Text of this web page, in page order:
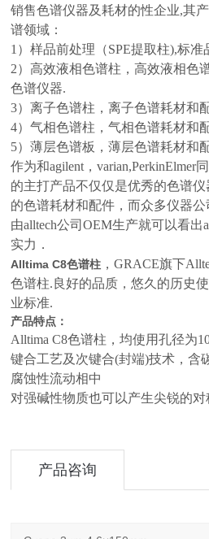
销售色谱仪器及耗材的性企业,其
谱领域：
1）样品前处理（SPE提取柱),标
2）高效液相色谱柱，高效液相色
色谱仪器.
3）离子色谱柱，离子色谱耗材和
4）气相色谱柱，气相色谱耗材和
5）薄层色谱板，薄层色谱耗材和
作为和agilent，varian,PerkinElmer
的主打产品不仅仅是优秀的色谱
的色谱耗材和配件，而众多仪器
由alltech公司OEM生产就可以看出
实力．
Alltima C8色谱柱 ，GRACE旗下
色谱柱.良好的品质，悠久的历史
业标准.
产品特点：
Alltima C8色谱柱，均使用孔径为
键合工艺及次键合(封端)技术，含
腐蚀性流动相中
对强碱性物质也可以产生尖锐的对
产品咨询